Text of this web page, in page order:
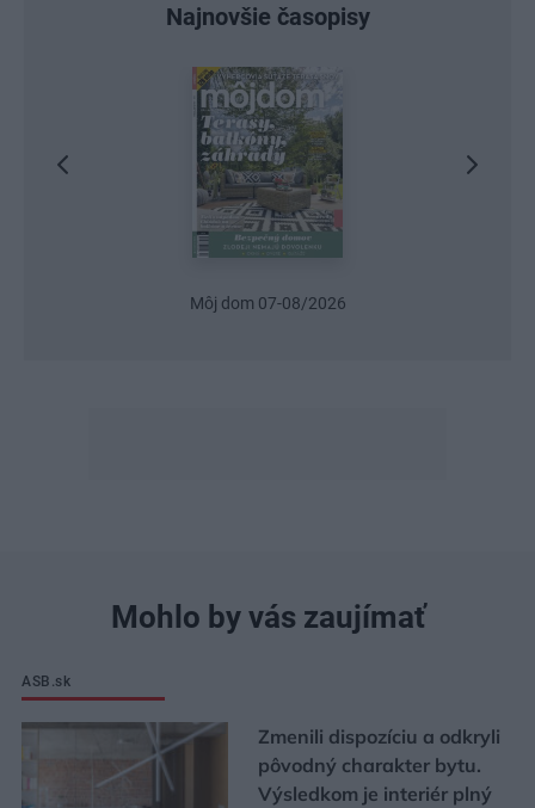
Najnovšie časopisy
Môj dom 07-08/2026
Mohlo by vás zaujímať
ASB.sk
Zmenili dispozíciu a odkryli
pôvodný charakter bytu.
Výsledkom je interiér plný